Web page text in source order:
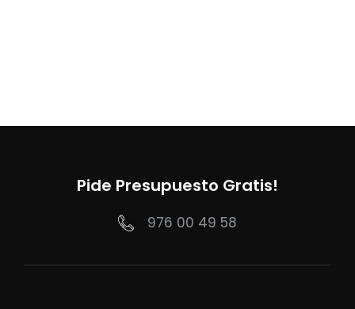
Pide Presupuesto Gratis!
976 00 49 58